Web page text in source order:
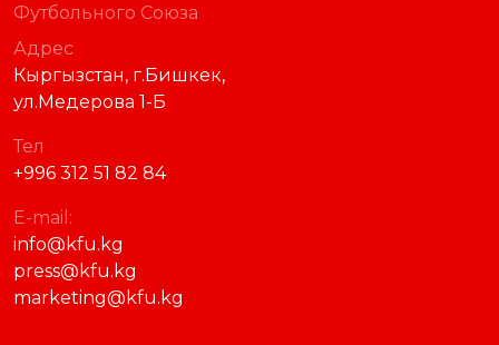
Футбольного Союза
Адрес
Кыргызстан, г.Бишкек,
ул.Медерова 1-Б
Тел
+996 312 51 82 84
E-mail:
info@kfu.kg
press@kfu.kg
marketing@kfu.kg